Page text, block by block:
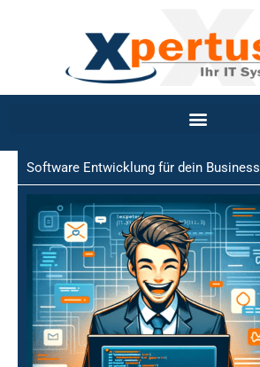
Software Entwicklung für dein Business